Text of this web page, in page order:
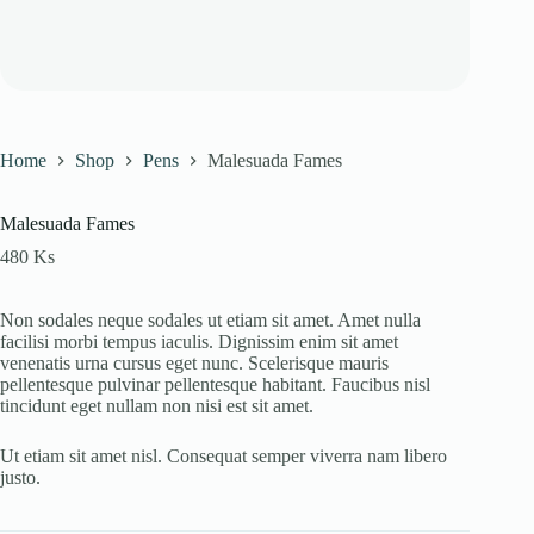
Home Shop Pens Malesuada Fames
Malesuada Fames
480 Ks
Non sodales neque sodales ut etiam sit amet. Amet nulla
facilisi morbi tempus iaculis. Dignissim enim sit amet
venenatis urna cursus eget nunc. Scelerisque mauris
pellentesque pulvinar pellentesque habitant. Faucibus nisl
tincidunt eget nullam non nisi est sit amet.
Ut etiam sit amet nisl. Consequat semper viverra nam libero
justo.